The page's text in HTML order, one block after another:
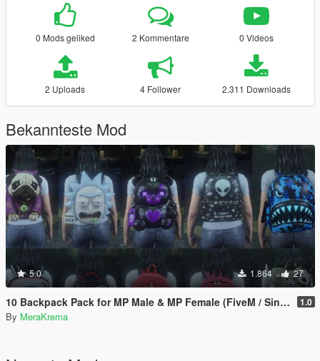
0 Mods geliked 2 Kommentare 0 Videos
2 Uploads 4 Follower 2.311 Downloads
Bekannteste Mod
5.0 1.864 27
10 Backpack Pack for MP Male & MP Female (FiveM / Singleplayer) 1.0
By MeraKrema